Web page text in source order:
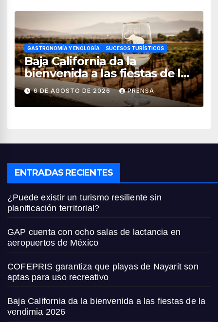
GASTRONOMÍA Y ENOLOGÍA SUCESOS TURÍSTICOS
Baja California da la
bienvenida a las fiestas de la
vendimia 2026
6 DE AGOSTO DE 2026 PRENSA
ENTRADAS RECIENTES
¿Puede existir un turismo resiliente sin
planificación territorial?
GAP cuenta con ocho salas de lactancia en
aeropuertos de México
COFEPRIS garantiza que playas de Nayarit son
aptas para uso recreativo
Baja California da la bienvenida a las fiestas de la
vendimia 2026